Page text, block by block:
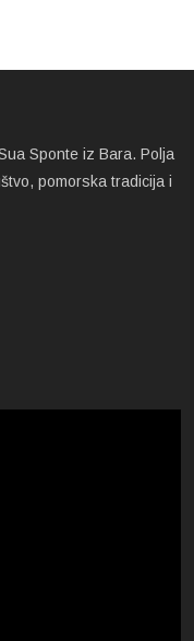
Sponte iz Bara. Polja
pomorska tradicija i